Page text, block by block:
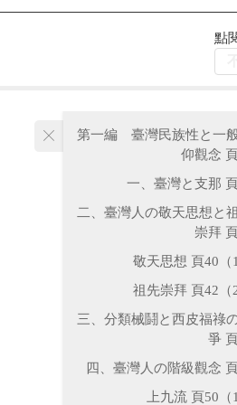
點
第一編 臺灣民族性と一
仰觀念
一、臺灣と支那
二、臺灣人の敬天思想と
崇拜
三、分類械鬪と西皮福祿
爭
四、臺灣人の階級觀念